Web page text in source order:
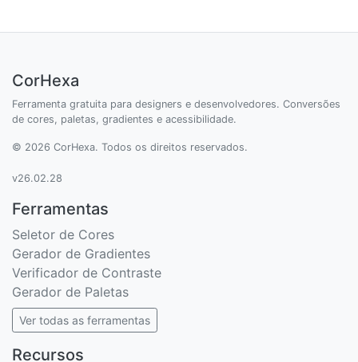
CorHexa
Ferramenta gratuita para designers e desenvolvedores. Conversões
de cores, paletas, gradientes e acessibilidade.
© 2026 CorHexa. Todos os direitos reservados.
v26.02.28
Ferramentas
Seletor de Cores
Gerador de Gradientes
Verificador de Contraste
Gerador de Paletas
Ver todas as ferramentas
Recursos